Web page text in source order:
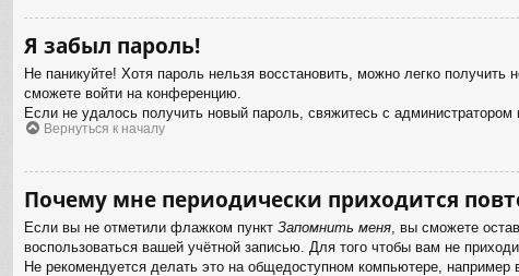
Я забыл пароль!
Не паникуйте! Хотя пароль нельзя восстановить, можно легко
сможете войти на конференцию.
Если не удалось получить новый пароль, свяжитесь с администратором
Вернуться к началу
Почему мне периодически приходится
Если вы не отметили флажком пункт Запомнить меня , вы сможете
воспользоваться вашей учётной записью. Для того чтобы вам не
Не рекомендуется делать это на общедоступном компьютере, например